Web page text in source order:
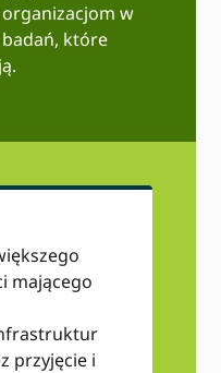
w
które
mającego
przyjęcie i